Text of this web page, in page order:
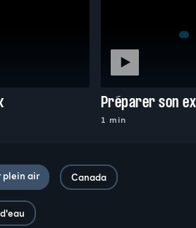
1 min
plein air Canada